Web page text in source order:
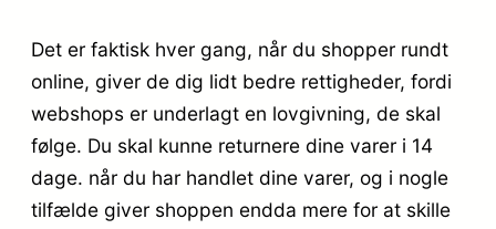
Det er faktisk hver gang, når du shopper rundt
online, giver de dig lidt bedre rettigheder, fordi
webshops er underlagt en lovgivning, de skal
følge. Du skal kunne returnere dine varer i 14
dage. når du har handlet dine varer, og i nogle
tilfælde giver shoppen endda mere for at skille